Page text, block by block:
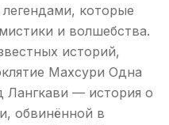
которые
и волшебства.
историй,
Махсури Одна
Лангкави — история о
обвинённой в